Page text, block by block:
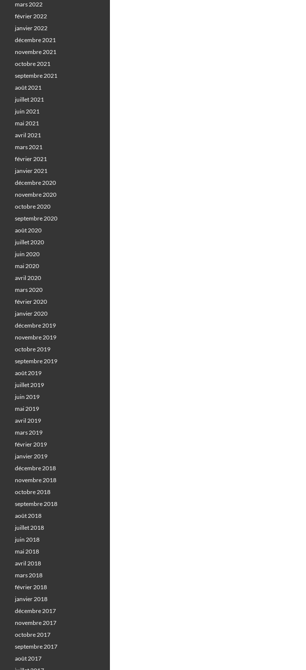
mars 2022
février 2022
janvier 2022
décembre 2021
novembre 2021
octobre 2021
septembre 2021
août 2021
juillet 2021
juin 2021
mai 2021
avril 2021
mars 2021
février 2021
janvier 2021
décembre 2020
novembre 2020
octobre 2020
septembre 2020
août 2020
juillet 2020
juin 2020
mai 2020
avril 2020
mars 2020
février 2020
janvier 2020
décembre 2019
novembre 2019
octobre 2019
septembre 2019
août 2019
juillet 2019
juin 2019
mai 2019
avril 2019
mars 2019
février 2019
janvier 2019
décembre 2018
novembre 2018
octobre 2018
septembre 2018
août 2018
juillet 2018
juin 2018
mai 2018
avril 2018
mars 2018
février 2018
janvier 2018
décembre 2017
novembre 2017
octobre 2017
septembre 2017
août 2017